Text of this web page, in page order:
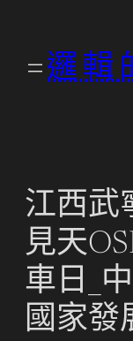
邏輯
江西武
見天
車日_
國家發